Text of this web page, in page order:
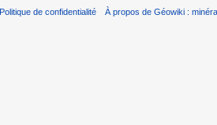
Politique de confidentialité À propos de Géowiki :